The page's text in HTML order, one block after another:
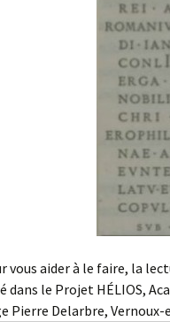
vous aider à le faire, la
dans le Projet HÉLIOS,
Pierre Delarbre, Vernoux-